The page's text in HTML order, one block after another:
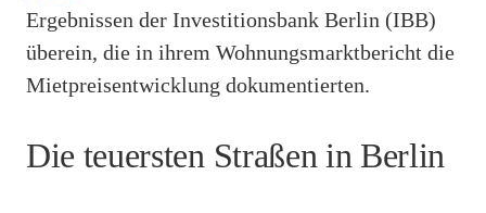
Ergebnissen der Investitionsbank Berlin (IBB)
überein, die in ihrem Wohnungsmarktbericht die
Mietpreisentwicklung dokumentierten.
Die teuersten Straßen in Berlin